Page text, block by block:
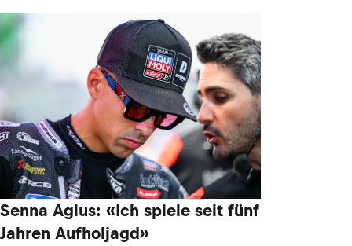
Senna Agius: «Ich spiele seit fünf
Jahren Aufholjagd»